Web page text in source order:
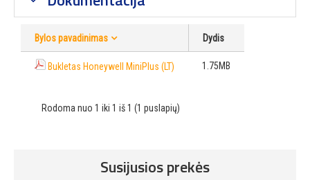
Bylos pavadinimas Dydis
Bukletas Honeywell MiniPlus (LT) 1.75MB
Rodoma nuo 1 iki 1 iš 1 (1 puslapių)
Susijusios prekės